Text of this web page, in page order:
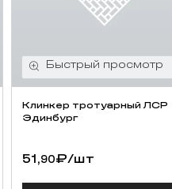
Клинкер тротуарный ЛСР
Эдинбург
51,90₽/шт